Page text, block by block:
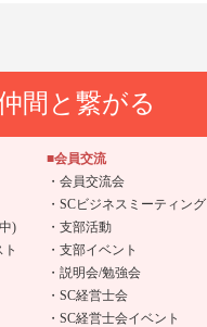
間と繋がる
)
■会員交流
会員交流会
SCビジネスミーティング
支部活動
支部イベント
説明会/勉強会
SC経営士会
SC経営士会イベント